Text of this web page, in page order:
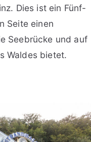
Dies ist ein Fünf-
Seite einen
Seebrücke und auf
Waldes bietet.